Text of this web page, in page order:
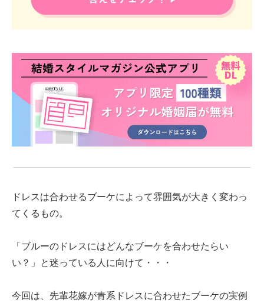
ドレスは合わせるブーケによって雰囲気が大きく変わっ
てくるもの。
「ブルーのドレスにはどんなブーケを合わせたらい
い？」と迷っている人に向けて・・・
今回は、先輩花嫁が青系ドレスに合わせたブーケの実例